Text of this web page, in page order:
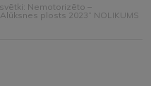
Nemotorizēto –
plosts 2023” NOLIKUMS